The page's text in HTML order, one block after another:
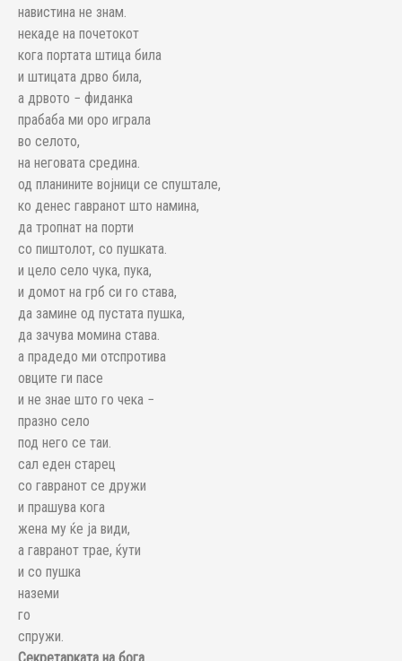
навистина не знам.
некаде на почетокот
кога портата штица била
и штицата дрво била,
а дрвото − фиданка
прабаба ми оро играла
во селото,
на неговата средина.
од планините војници се спуштале,
ко денес гавранот што намина,
да тропнат на порти
со пиштолот, со пушката.
и цело село чука, пука,
и домот на грб си го става,
да замине од пустата пушка,
да зачува момина става.
а прадедо ми отспротива
овците ги пасе
и не знае што го чека −
празно село
под него се таи.
сал еден старец
со гавранот се дружи
и прашува кога
жена му ќе ја види,
а гавранот трае, ќути
и со пушка
наземи
го
спружи.